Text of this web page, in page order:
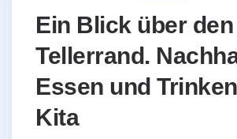
Ein Blick über den
Tellerrand.
Essen und
Kita